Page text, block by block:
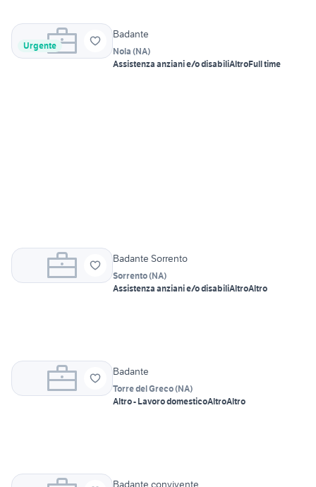
Urgente
Badante
Nola (NA)
Assistenza anziani e/o disabiliAltroFull time
Badante Sorrento
Sorrento(NA)
Assistenza anziani e/o disabiliAltroAltro
Badante
Torre del Greco(NA)
Altro - Lavoro domesticoAltroAltro
Badante convivente